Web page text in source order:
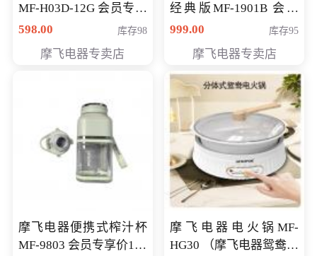
MF-H03D-12G 会员专享
价398元
598.00 库存98
摩飞电器专卖店
经典版MF-1901B 会员
专享价399元
999.00 库存95
摩飞电器专卖店
摩飞电器便携式榨汁杯
MF-9803 会员专享价138
摩飞电器电火锅MF-
HG30 （摩飞电器鸳鸯锅